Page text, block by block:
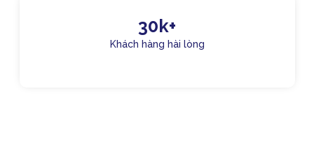
30k+
Khách hàng hài lòng